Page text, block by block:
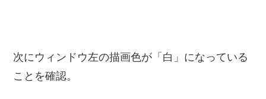
次にウィンドウ左の描画色が「白」になっている
ことを確認。